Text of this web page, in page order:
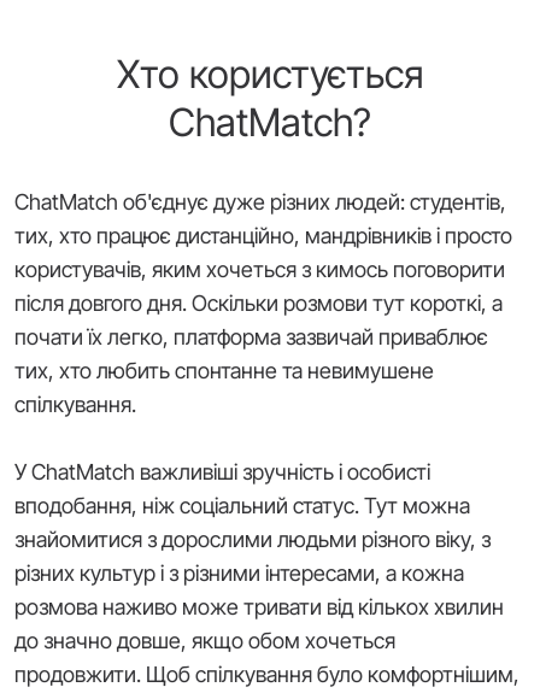
Хто користується
ChatMatch?
ChatMatch об'єднує дуже різних людей: студентів,
тих, хто працює дистанційно, мандрівників і просто
користувачів, яким хочеться з кимось поговорити
після довгого дня. Оскільки розмови тут короткі, а
почати їх легко, платформа зазвичай приваблює
тих, хто любить спонтанне та невимушене
спілкування.
У ChatMatch важливіші зручність і особисті
вподобання, ніж соціальний статус. Тут можна
знайомитися з дорослими людьми різного віку, з
різних культур і з різними інтересами, а кожна
розмова наживо може тривати від кількох хвилин
до значно довше, якщо обом хочеться
продовжити. Щоб спілкування було комфортнішим,